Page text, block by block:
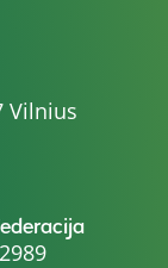
Vilnius